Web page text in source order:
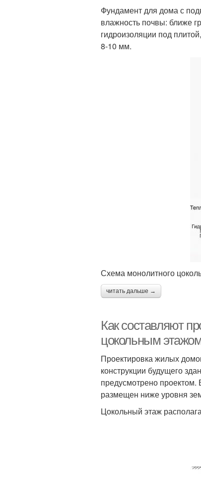
Фундамент для дома с
влажность почвы: ближе
гидроизоляции под
8-10 мм.
Схема монолитного
читать дальше →
Как составляют
цокольным
Проектировка жилых
конструкции будущего
предусмотрено
размещен ниже уровня
Цокольный этаж